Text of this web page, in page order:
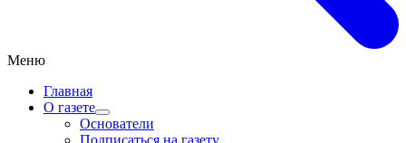
Меню
Главная
О газете
Основатели
Подписаться на газету